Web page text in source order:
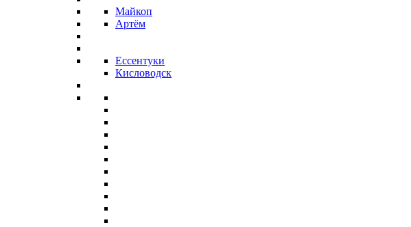
Майкоп
Артём
Ессентуки
Кисловодск